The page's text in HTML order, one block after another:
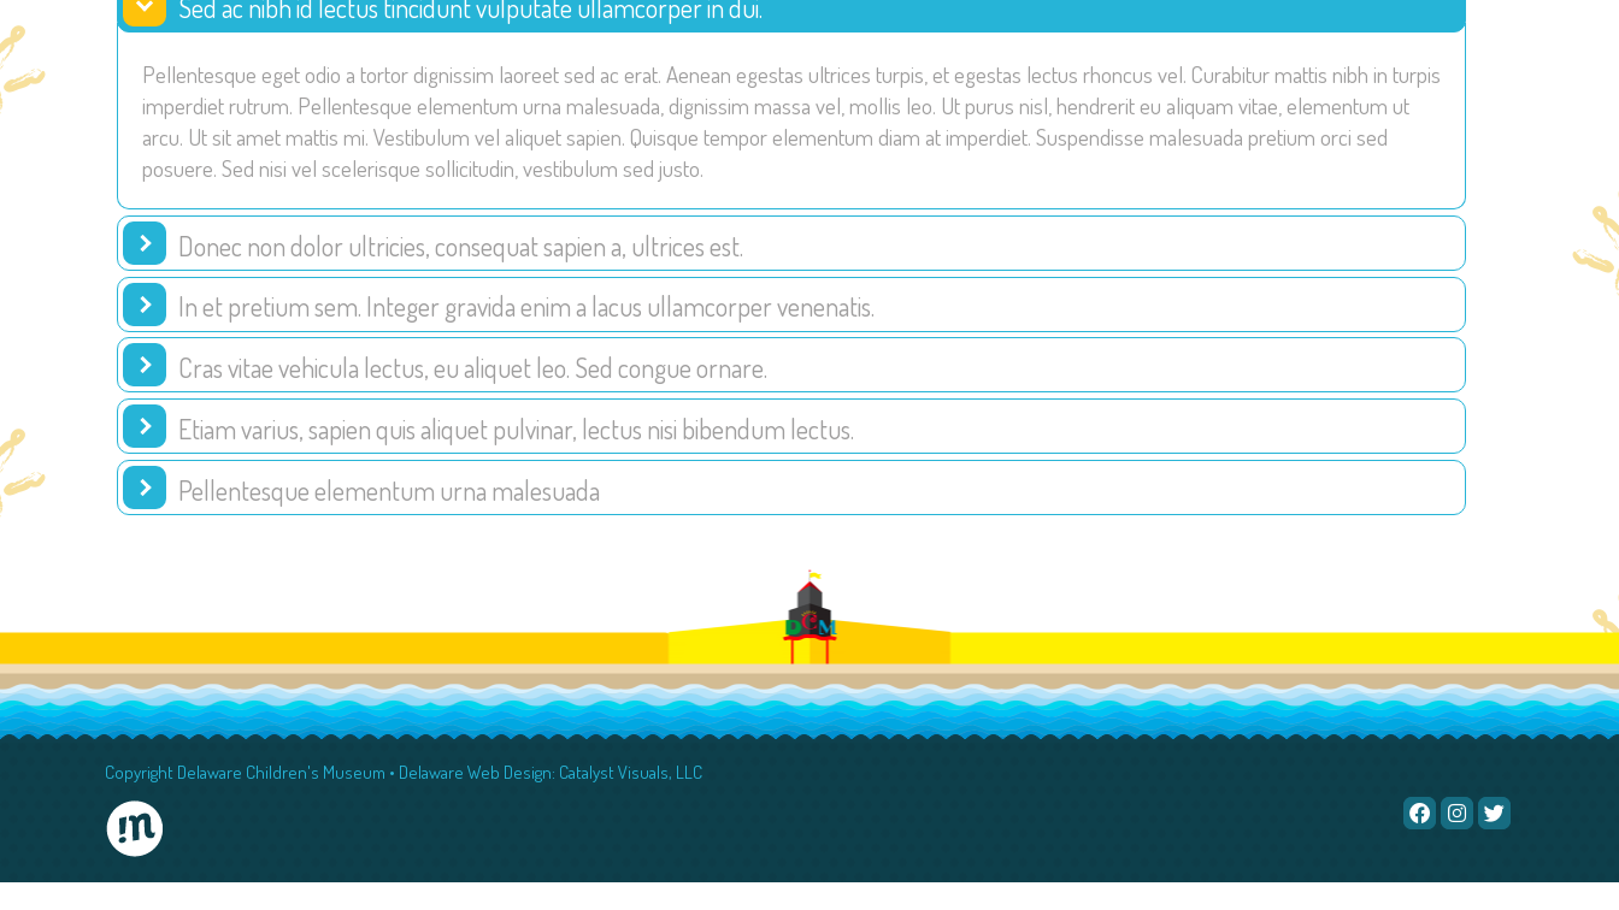
Sed ac nibh id lectus tincidunt vulputate ullamcorper in dui.
Pellentesque eget odio a tortor dignissim laoreet sed ac erat. Aenean egestas ultrices turpis, et egestas lectus rhoncus vel. Curabitur mattis nibh in turpis
imperdiet rutrum. Pellentesque elementum urna malesuada, dignissim massa vel, mollis leo. Ut purus nisl, hendrerit eu aliquam vitae, elementum ut
arcu. Ut sit amet mattis mi. Vestibulum vel aliquet sapien. Quisque tempor elementum diam at imperdiet. Suspendisse malesuada pretium orci sed
posuere. Sed nisi vel scelerisque sollicitudin, vestibulum sed justo.
Donec non dolor ultricies, consequat sapien a, ultrices est.
In et pretium sem. Integer gravida enim a lacus ullamcorper venenatis.
Cras vitae vehicula lectus, eu aliquet leo. Sed congue ornare.
Etiam varius, sapien quis aliquet pulvinar, lectus nisi bibendum lectus.
Pellentesque elementum urna malesuada
Copyright Delaware Children's Museum • Delaware Web Design: Catalyst Visuals, LLC